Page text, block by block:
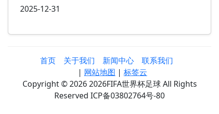
2025-12-31
首页 关于我们 新闻中心
联系我们
| 网站地图 | 标签云
Copyright © 2026 2026FIFA世界杯足球 All Rights
Reserved ICP备03802764号-80